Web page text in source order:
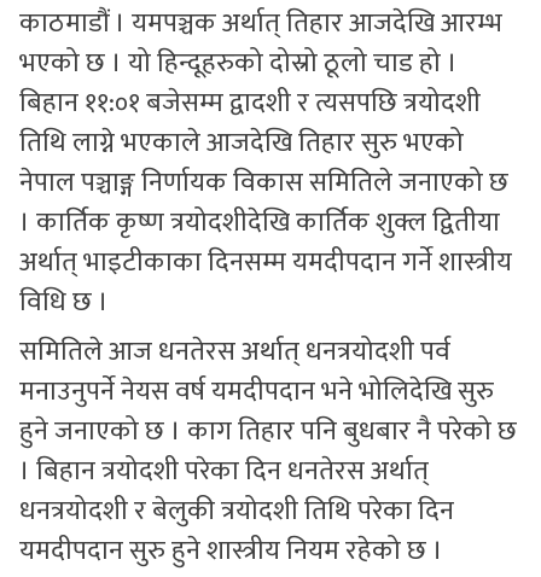
काठमाडौं । यमपञ्चक अर्थात् तिहार आजदेखि आरम्भ
भएको छ । यो हिन्दूहरुको दोस्रो ठूलो चाड हो ।
बिहान ११:०१ बजेसम्म द्वादशी र त्यसपछि त्रयोदशी
तिथि लाग्ने भएकाले आजदेखि तिहार सुरु भएको
नेपाल पञ्चाङ्ग निर्णायक विकास समितिले जनाएको छ
। कार्तिक कृष्ण त्रयोदशीदेखि कार्तिक शुक्ल द्वितीया
अर्थात् भाइटीकाका दिनसम्म यमदीपदान गर्ने शास्त्रीय
विधि छ ।
समितिले आज धनतेरस अर्थात् धनत्रयोदशी पर्व
मनाउनुपर्ने नेयस वर्ष यमदीपदान भने भोलिदेखि सुरु
हुने जनाएको छ । काग तिहार पनि बुधबार नै परेको छ
। बिहान त्रयोदशी परेका दिन धनतेरस अर्थात्
धनत्रयोदशी र बेलुकी त्रयोदशी तिथि परेका दिन
यमदीपदान सुरु हुने शास्त्रीय नियम रहेको छ ।